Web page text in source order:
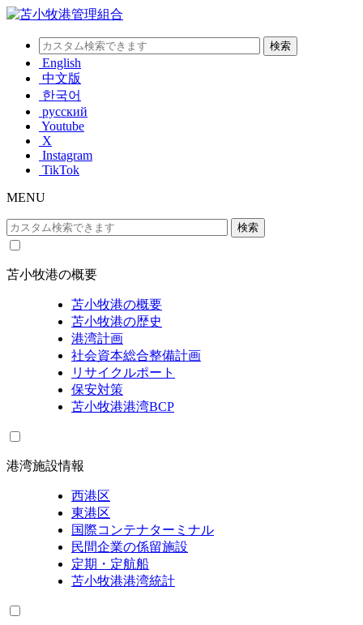
English
中文版
한국어
русский
Youtube
X
Instagram
TikTok
MENU
苫小牧港の概要
苫小牧港の概要
苫小牧港の歴史
港湾計画
社会資本総合整備計画
リサイクルポート
保安対策
苫小牧港港湾BCP
港湾施設情報
西港区
東港区
国際コンテナターミナル
民間企業の係留施設
定期・定航船
苫小牧港港湾統計